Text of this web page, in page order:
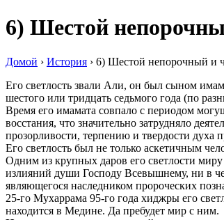
6) Шестой
Домой › История › 6) Шестой непорочный и
Его светлость звали Али, он был сыном
шестого или тридцать седьмого года (по
Время его имамата совпало с периодом
восстания, что значительно затрудняло
прозорливости, терпению и твердости духа
Его светлость был не только аскетичным
Одним из крупных даров его светлости
излияний души Господу Всевышнему, ни в
являющегося наследником пророческих
25-го Мухаррама 95-го года хиджры его
находится в Медине. Да пребудет мир с ним.